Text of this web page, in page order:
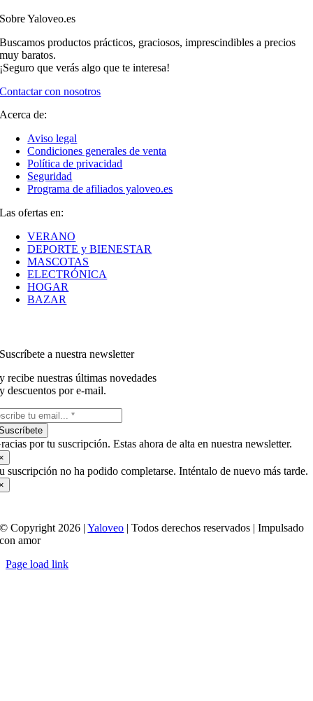
Sobre Yaloveo.es
Buscamos productos prácticos, graciosos, imprescindibles a precios
muy baratos.
¡Seguro que verás algo que te interesa!
Contactar con nosotros
Acerca de:
Aviso legal
Condiciones generales de venta
Política de privacidad
Seguridad
Programa de afiliados yaloveo.es
Las ofertas en:
VERANO
DEPORTE y BIENESTAR
MASCOTAS
ELECTRÓNICA
HOGAR
BAZAR
Suscríbete a nuestra newsletter
y recibe nuestras últimas novedades
y descuentos por e-mail.
por tu suscripción. Estas ahora de alta en nuestra newsletter.
suscripción no ha podido completarse. Inténtalo de nuevo más tarde.
© Copyright 2026 |Yaloveo | Todos derechos reservados | Impulsado
con amor
Page load link